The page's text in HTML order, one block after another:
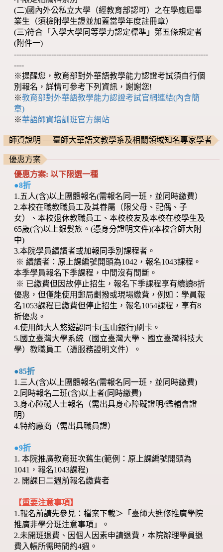
(二)國內外公私立大學（經教育部認可）之在學應屆畢
業生（須檢附學生證並加蓋當學年度註冊章）
(三)符合「入學大學同等學力認定標準」第五條規定者
(附件一)
------------------------------------------------------------------------------
----
※提醒您，教育部對外華語教學能力認證考試須自行個
別報名，詳情可參考下列資訊，謝謝您!
※教育部對外華語教學能力認證考試官網連結(內含簡
章)
※華語師資培訓班官方網站
師資說明 — 臺師大華語文教學系及相關領域知名專家學者
優惠方案
優惠方案: 以下限選一種
●8折
1.五人(含)以上團體報名(需報名同一班，並同時繳費）
2.本校在職教職員工及其眷屬（限父母、配偶、子
女）、本校退休教職員工、本校校友及本校在校學生及
65歲(含)以上銀髮族。(憑身分證明文件)(本校含師大附
中)
3.本院學員續讀者或加報同季別課程者。
※ 續讀者：原上課編號開頭為1042，報名1043課程。
本季學員報名下季課程，中間沒有間斷。
※ 已繳費但因故停止招生，報名下季課程享有續讀8折
優惠，但僅能使用郵局劃撥或現場繳費，例如：學員報
名1053課程已繳費但停止招生，報名1054課程，享有8
折優惠。
4.使用師大人悠遊認同卡(玉山銀行)刷卡。
5.國立臺灣大學系統（國立臺灣大學、國立臺灣科技大
學）教職員工（憑服務證明文件）。
●85折
1.三人(含)以上團體報名(需報名同一班，並同時繳費)
2.同時報名二班(含)以上者(同時繳費)
3.身心障礙人士報名（需出具身心障礙證明/鑑輔會證
明）
4.特約廠商（需出具職員證）
●9折
1. 本院推廣教育班次舊生(範例：原上課編號開頭為
1041，報名1043課程)
2. 開課日二週前報名繳費者
【重要注意事項】
1.報名前請先參見：檔案下載＞「臺師大進修推廣學院
推廣非學分班注意事項」。
2.未開班退費、因個人因素申請退費，本院辦理學員退
費入帳所需時間約4週。